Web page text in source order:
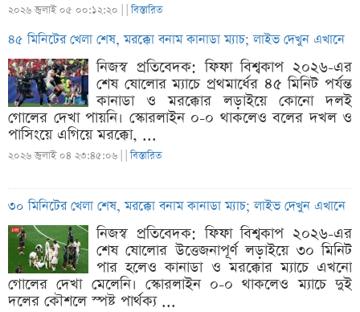
২০২৬ জুলাই ০৫ ০০:১২:২০ | |বিস্তারিত
৪৫ মিনিটের খেলা শেষ, মরক্কো বনাম কানাডা ম্যাচ; লাইভ দেখুন এখানে
নিজস্ব প্রতিবেদক: ফিফা বিশ্বকাপ ২০২৬-এর
শেষ ষোলোর ম্যাচে প্রথমার্ধের ৪৫ মিনিট পর্যন্ত
কানাডা ও মরক্কোর লড়াইয়ে কোনো দলই
গোলের দেখা পায়নি। স্কোরলাইন ০-০ থাকলেও বলের দখল ও
পাসিংয়ে এগিয়ে মরক্কো, ...
২০২৬ জুলাই ০৪ ২৩:৪৫:০৬ | |বিস্তারিত
৩০ মিনিটের খেলা শেষ, মরক্কো বনাম কানাডা ম্যাচ; লাইভ দেখুন এখানে
নিজস্ব প্রতিবেদক: ফিফা বিশ্বকাপ ২০২৬-এর
শেষ ষোলোর উত্তেজনাপূর্ণ লড়াইয়ে ৩০ মিনিট
পার হলেও কানাডা ও মরক্কোর ম্যাচে এখনো
গোলের দেখা মেলেনি। স্কোরলাইন ০-০ থাকলেও ম্যাচে দুই
দলের কৌশলে স্পষ্ট পার্থক্য ...